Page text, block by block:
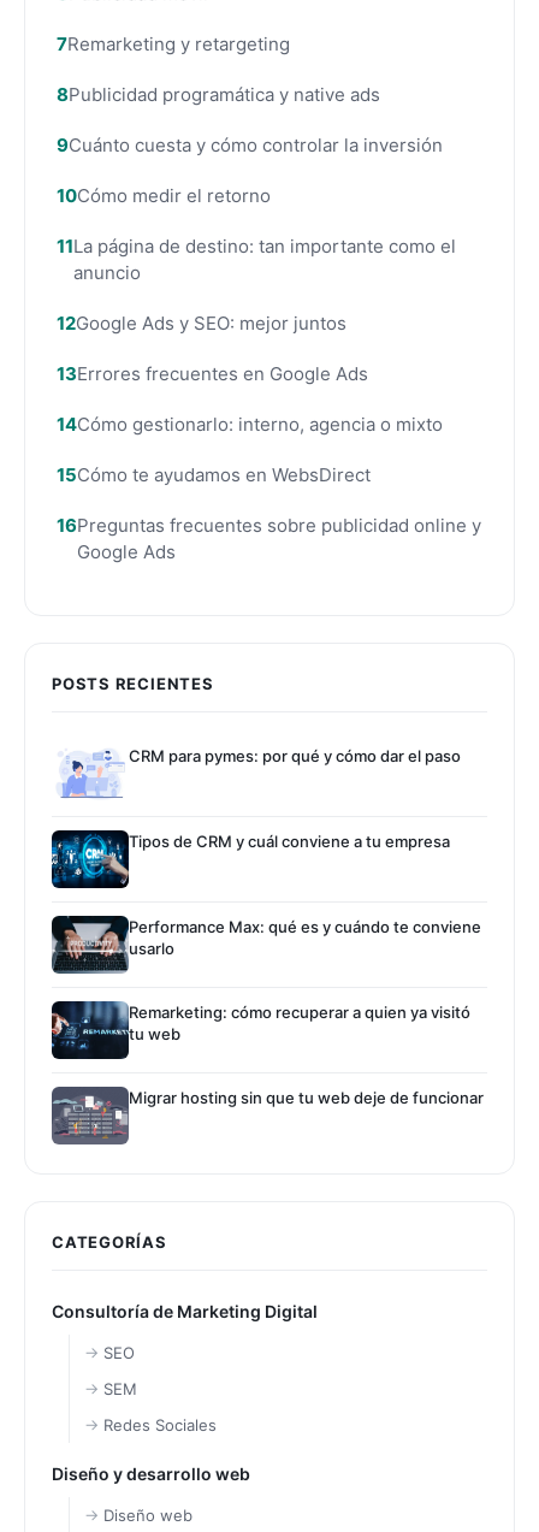
Remarketing y retargeting
Publicidad programática y native ads
Cuánto cuesta y cómo controlar la inversión
Cómo medir el retorno
La página de destino: tan importante como el
anuncio
Google Ads y SEO: mejor juntos
Errores frecuentes en Google Ads
Cómo gestionarlo: interno, agencia o mixto
Cómo te ayudamos en WebsDirect
Preguntas frecuentes sobre publicidad online y
Google Ads
POSTS RECIENTES
CRM para pymes: por qué y cómo dar el paso
Tipos de CRM y cuál conviene a tu empresa
Performance Max: qué es y cuándo te conviene
usarlo
Remarketing: cómo recuperar a quien ya visitó
tu web
Migrar hosting sin que tu web deje de funcionar
CATEGORÍAS
Consultoría de Marketing Digital
SEO
SEM
Redes Sociales
Diseño y desarrollo web
Diseño web